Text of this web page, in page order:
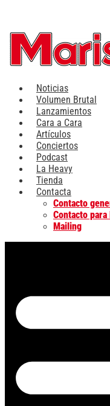
contenido
Noticias
Volumen Brutal
Lanzamientos
Cara a Cara
Artículos
Conciertos
Podcast
La Heavy
Tienda
Contacta
Contacto
Contacto para
Mailing